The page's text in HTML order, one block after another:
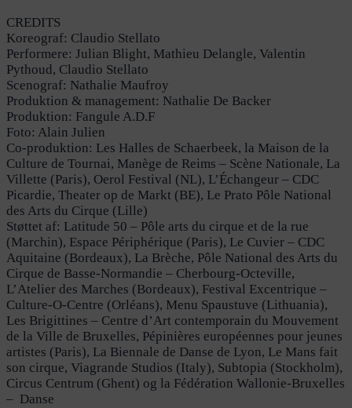
CREDITS
Koreograf: Claudio Stellato
Performere: Julian Blight, Mathieu Delangle, Valentin
Pythoud, Claudio Stellato
Scenograf: Nathalie Maufroy
Produktion & management: Nathalie De Backer
Produktion: Fangule A.D.F
Foto: Alain Julien
Co-produktion: Les Halles de Schaerbeek, la Maison de la
Culture de Tournai, Manège de Reims – Scène Nationale, La
Villette (Paris), Oerol Festival (NL), L’Échangeur – CDC
Picardie, Theater op de Markt (BE), Le Prato Pôle National
des Arts du Cirque (Lille)
Støttet af: Latitude 50 – Pôle arts du cirque et de la rue
(Marchin), Espace Périphérique (Paris), Le Cuvier – CDC
Aquitaine (Bordeaux), La Brèche, Pôle National des Arts du
Cirque de Basse-Normandie – Cherbourg-Octeville,
L’Atelier des Marches (Bordeaux), Festival Excentrique –
Culture-O-Centre (Orléans), Menu Spaustuve (Lithuania),
Les Brigittines – Centre d’Art contemporain du Mouvement
de la Ville de Bruxelles, Pépinières européennes pour jeunes
artistes (Paris), La Biennale de Danse de Lyon, Le Mans fait
son cirque, Viagrande Studios (Italy), Subtopia (Stockholm),
Circus Centrum (Ghent) og la Fédération Wallonie-Bruxelles
– Danse